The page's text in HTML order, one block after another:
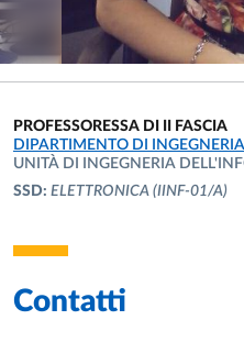
PROFESSORESSA DI II FASCIA
UNITÀ ORGANIZZATIVA
DIPARTIMENTO DI
UNITÀ DI INGEGNERIA
SSD: ELETTRONICA (IINF-01/A)
Contatti